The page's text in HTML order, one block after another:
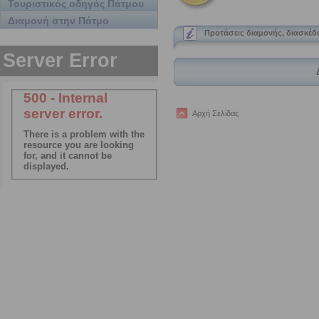
Τουριστικός οδηγός Πάτμου
Διαμονή στην Πάτμο
Προτάσεις διαμονής,
Αρχή Σελίδας